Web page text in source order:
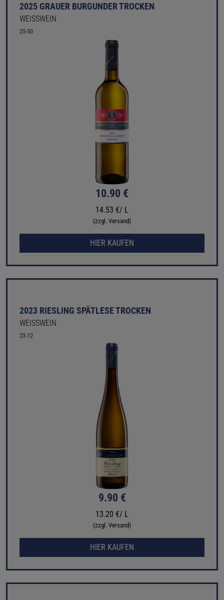
2025 GRAUER BURGUNDER TROCKEN
WEISSWEIN
25-50
10.90 €
14.53 €/ L
(zzgl. Versand)
HIER KAUFEN
2023 RIESLING SPÄTLESE TROCKEN
WEISSWEIN
23-12
9.90 €
13.20 €/ L
(zzgl. Versand)
HIER KAUFEN